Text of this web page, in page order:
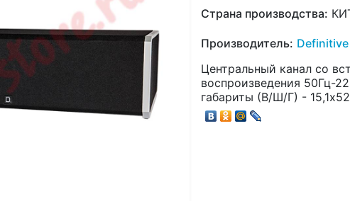
Страна производства:
Производитель:
Центральный канал со
воспроизведения 50Гц-
габариты (В/Ш/Г) -